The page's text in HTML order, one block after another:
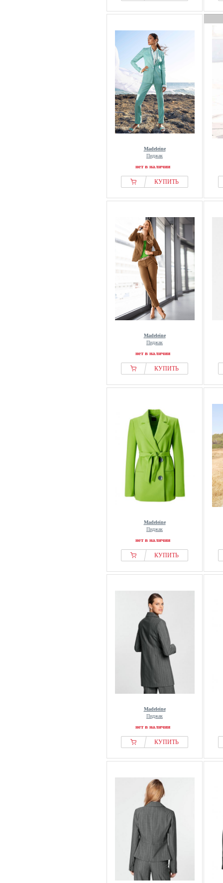
Madeleine
Пиджак
нет в наличии
КУПИТЬ
Madeleine
Пиджак
нет в наличии
КУПИТЬ
Madeleine
Пиджак
нет в наличии
КУПИТЬ
Madeleine
Пиджак
нет в наличии
КУПИТЬ